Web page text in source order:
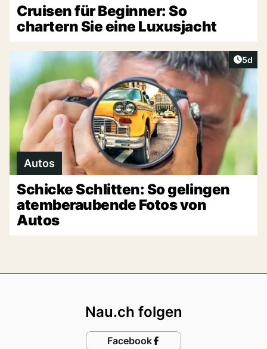
Cruisen für Beginner: So
chartern Sie eine Luxusjacht
5d
Autos
Schicke Schlitten: So gelingen
atemberaubende Fotos von
Autos
Nau.ch folgen
Facebook